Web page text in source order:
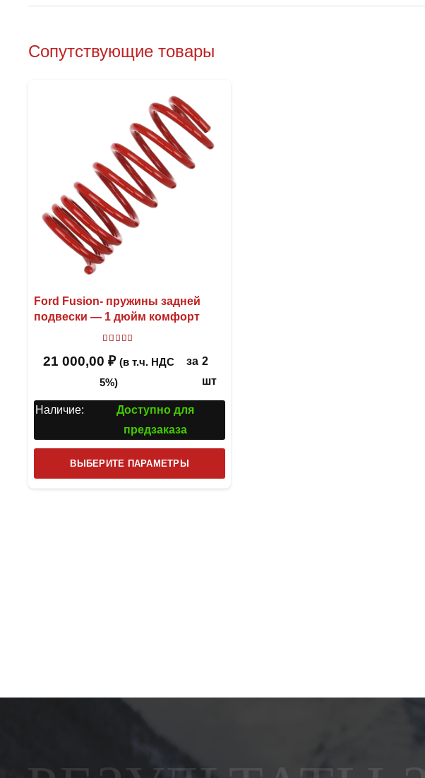
Сопутствующие товары
Ford Fusion- пружины задней
подвески — 1 дюйм комфорт
21 000,00 ₽ (в т.ч. НДС
5%)
за 2
шт
Наличие:
Доступно для
предзаказа
ВЫБЕРИТЕ ПАРАМЕТРЫ
товар